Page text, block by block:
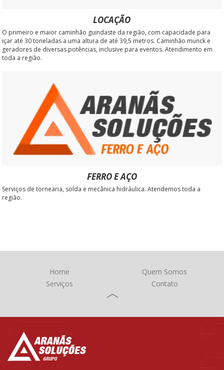
LOCAÇÃO
O primeiro e maior caminhão guindaste da região, com capacidade para
içar até 30 toneladas a uma altura de até 39,5 metros. Caminhão munck e
geradores de diversas potências, inclusive para eventos. Atendimento em
toda a região.
FERRO E AÇO
Serviços de tornearia, solda e mecânica hidráulica. Atendemos toda a
região.
Home
Quem Somos
Serviços
Contato